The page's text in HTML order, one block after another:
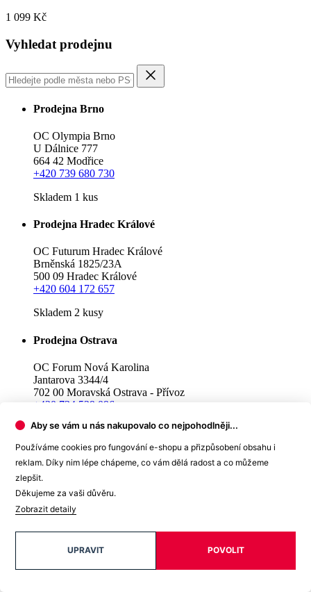
1 099 Kč
Vyhledat prodejnu
Prodejna Brno
OC Olympia Brno
U Dálnice 777
664 42 Modřice
+420 739 680 730
Skladem 1 kus
Prodejna Hradec Králové
OC Futurum Hradec Králové
Brněnská 1825/23A
500 09 Hradec Králové
+420 604 172 657
Skladem 2 kusy
Prodejna Ostrava
OC Forum Nová Karolina
Jantarova 3344/4
702 00 Moravská Ostrava - Přívoz
+420 734 529 096
Skladem 2 kusy
Prodejna Praha Westfield Černý Most
OC Westfield Černý Most
Chlumecká 765/6
198 19 Praha 9
Prodejna Praha Westfield Chodov
Aby se vám u nás nakupovalo co nejpohodlněji...
Používáme cookies pro fungování e-shopu a přizpůsobení obsahu i
reklam. Díky nim lépe chápeme, co vám dělá radost a co můžeme
zlepšit.
Děkujeme za vaši důvěru.
Zobrazit detaily
POVOLIT
UPRAVIT